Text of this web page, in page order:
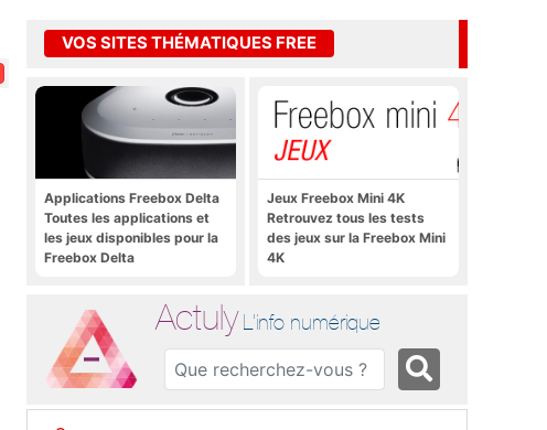
VOS SITES THÉMATIQUES FREE
Applications Freebox Delta
Toutes les applications et
les jeux disponibles pour la
Freebox Delta
Jeux Freebox Mini 4K
Retrouvez tous les tests
des jeux sur la Freebox Mini
4K
Actuly L'info numérique